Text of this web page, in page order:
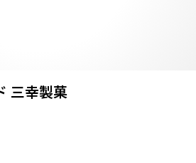
三幸製菓